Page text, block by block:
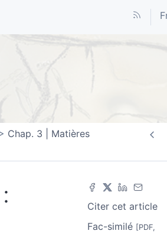
Chap. 3 | Matières
Citer cet article
Fac-similé [PDF,